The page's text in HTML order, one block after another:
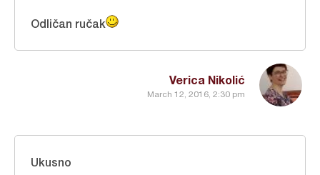
Verica Nikolić
March 12, 2016, 2:30 pm
Odličan ručak
Ukusno